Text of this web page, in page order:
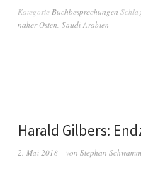
Kategorie Buchbesprechungen
naher Osten, Saudi Arabien
Harald Gilbers:
2. Mai 2018 von Stephan